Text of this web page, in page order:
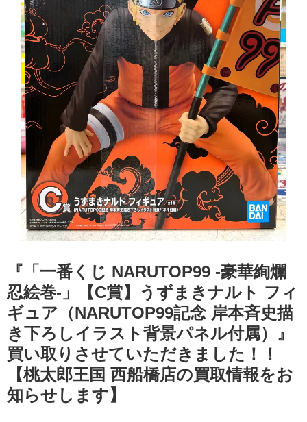
『「一番くじ ​NARUTOP99 ​-豪華絢爛
忍絵巻-」​【C賞】うずまきナルト フィ
ギュア（NARUTOP99記念 岸本斉史描
き下ろしイラスト背景パネル付属）』
買い取りさせていただきました！！
【桃太郎王国 西船橋店の買取情報をお
知らせします】